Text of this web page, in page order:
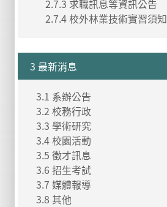
2.7.3 求職訊息等資訊公告
2.7.4 校外林業技術實習須知
3 最新消息
3.1 系辦公告
3.2 校務行政
3.3 學術研究
3.4 校園活動
3.5 徵才訊息
3.6 招生考試
3.7 媒體報導
3.8 其他